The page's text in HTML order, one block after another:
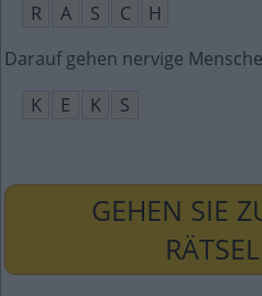
R
A S C
H
Darauf gehen nervige
K
E K S
GEHEN SIE